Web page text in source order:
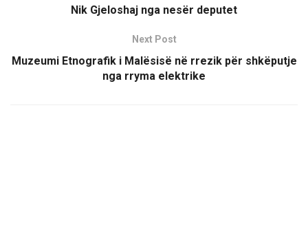
Nik Gjeloshaj nga nesër deputet
Next Post
Muzeumi Etnografik i Malësisë në rrezik për shkëputje
nga rryma elektrike